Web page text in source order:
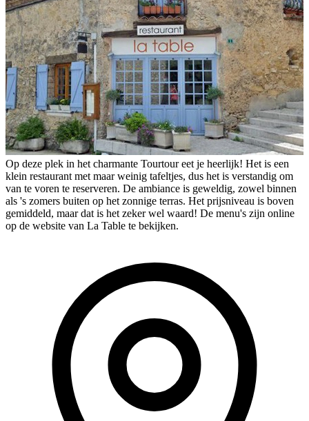
Op deze plek in het charmante Tourtour eet je heerlijk! Het is een
klein restaurant met maar weinig tafeltjes, dus het is verstandig om
van te voren te reserveren. De ambiance is geweldig, zowel binnen
als 's zomers buiten op het zonnige terras. Het prijsniveau is boven
gemiddeld, maar dat is het zeker wel waard! De menu's zijn online
op de website van La Table te bekijken.